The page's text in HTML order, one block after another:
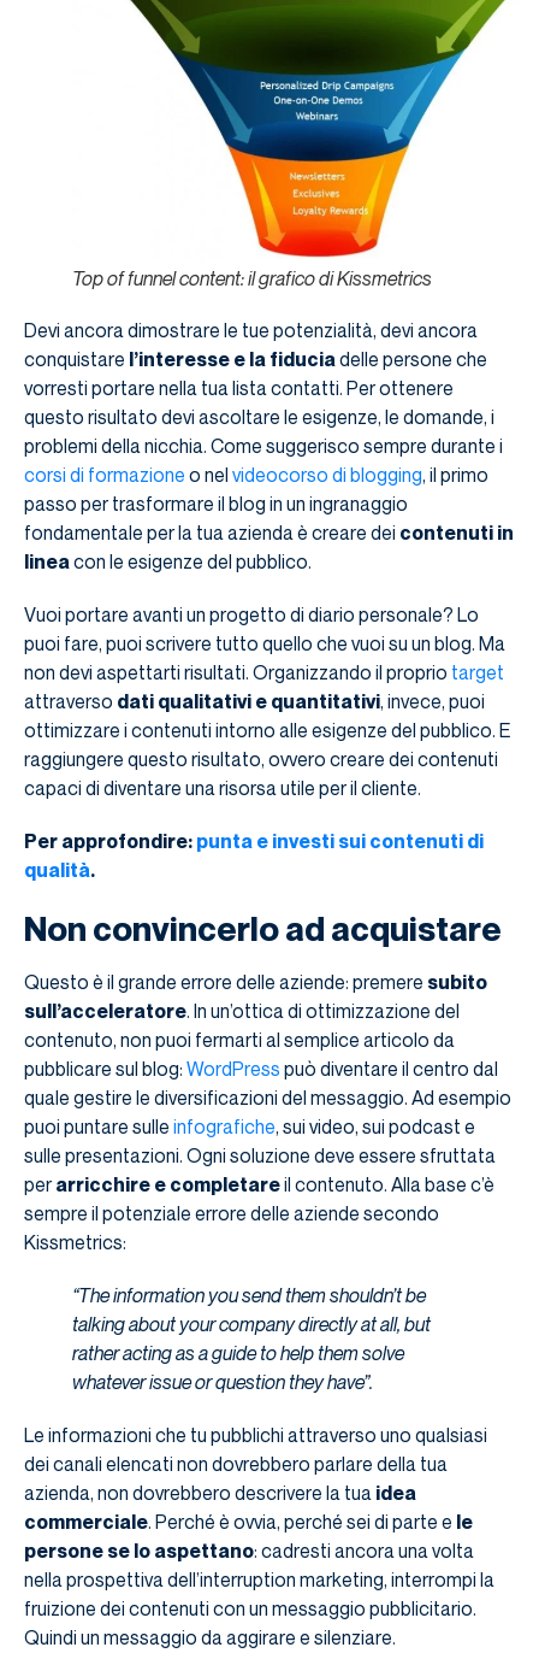
Top of funnel content: il grafico di Kissmetrics
Devi ancora dimostrare le tue potenzialità, devi ancora
conquistare l’interesse e la fiduciadelle persone che
vorresti portare nella tua lista contatti. Per ottenere
questo risultato devi ascoltare le esigenze, le domande, i
problemi della nicchia. Come suggerisco sempre durante i
corsi di formazione o nel videocorso di blogging, il primo
passo per trasformare il blog in un ingranaggio
fondamentale per la tua azienda è creare dei contenuti in
lineacon le esigenze del pubblico.
Vuoi portare avanti un progetto di diario personale? Lo
puoi fare, puoi scrivere tutto quello che vuoi su un blog. Ma
non devi aspettarti risultati. Organizzando il proprio target
attraverso dati qualitativi e quantitativi, invece, puoi
ottimizzare i contenuti intorno alle esigenze del pubblico. E
raggiungere questo risultato, ovvero creare dei contenuti
capaci di diventare una risorsa utile per il cliente.
Per approfondire: punta e investi sui contenuti di
qualità.
Non convincerlo ad acquistare
Questo è il grande errore delle aziende: premere subito
sull’acceleratore. In un’ottica di ottimizzazione del
contenuto, non puoi fermarti al semplice articolo da
pubblicare sul blog: WordPress può diventare il centro dal
quale gestire le diversificazioni del messaggio. Ad esempio
puoi puntare sulle infografiche, sui video, sui podcast e
sulle presentazioni. Ogni soluzione deve essere sfruttata
perarricchire e completareil contenuto. Alla base c’è
sempre il potenziale errore delle aziende secondo
Kissmetrics:
“The information you send them shouldn’t be
talking about your company directly at all, but
rather acting as a guide to help them solve
whatever issue or question they have”.
Le informazioni che tu pubblichi attraverso uno qualsiasi
dei canali elencati non dovrebbero parlare della tua
azienda, non dovrebbero descrivere la tua idea
commerciale. Perché è ovvia, perché sei di parte e le
persone se lo aspettano: cadresti ancora una volta
nella prospettiva dell’interruption marketing, interrompi la
fruizione dei contenuti con un messaggio pubblicitario.
Quindi un messaggio da aggirare e silenziare.